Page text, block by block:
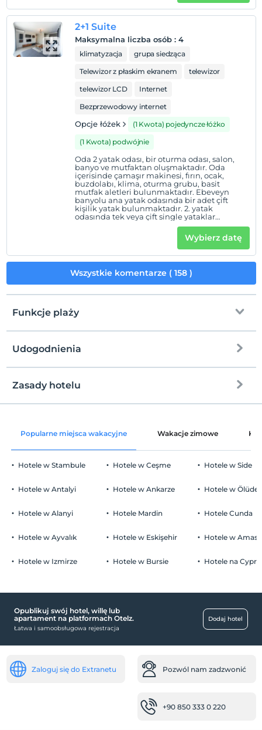
2+1 Suite
Maksymalna liczba osób : 4
klimatyzacja
grupa siedząca
Telewizor z płaskim ekranem
telewizor
telewizor LCD
Internet
Bezprzewodowy internet
Opcje łóżek
(1 Kwota) pojedyncze łóżko
(1 Kwota) podwójnie
Oda 2 yatak odası, bir oturma odası, salon,
banyo ve mutfaktan oluşmaktadır. Oda
içerisinde çamaşır makinesi, fırın, ocak,
buzdolabı, klima, oturma grubu, basit
mutfak aletleri bulunmaktadır. Ebeveyn
banyolu ana yatak odasında bir adet çift
kişilik yatak bulunmaktadır. 2. yatak
odasında tek veya çift single yataklar
isteğe bağlı olarak eklenebilir. Ek
yataklarımız single yatak konforunda
olmayabilir. 4 yetişkin için idealdir.
Wybierz datę
Wszystkie komentarze ( 158 )
Funkcje plaży
na plażę
Udogodnienia
Tylko pokoje
Parking
wolny prywatny parking
Usługi rozrywkowe
Klub dziecięcy
Rynek
Zasady hotelu
Zameldować się
Wymeldować się
Przed 11:00
Zwierzęta
Niemowlęta do wieku do 2 są bezpłatne.
Popularne miejsca wakacyjne Wakacje zimowe
Hotele w Stambule
Hotele w Antalyi
Hotele w Alanyi
Hotele w Ayvalık
Hotele w Izmirze
Hotele w Ceşme
Hotele w Ankarze
Hotele Mardin
Hotele w Eskişehir
Hotele w Bursie
Hotele w Side
Hotele w
Hotele Cunda
Hotele w
Hotele na
Opublikuj swój hotel, willę lub
apartament na platformach Otelz.
Łatwa i samoobsługowa rejestracja
Dodaj hotel
Zaloguj się do Extranetu Pozwól nam zadzwonić
+90 850 333 0 220